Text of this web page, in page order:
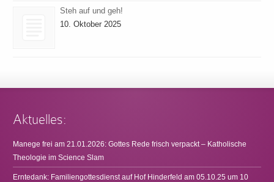
Steh auf und geh!
10. Oktober 2025
Aktuelles:
Manege frei am 21.01.2026: Gottes Rede frisch verpackt – Katholische
Theologie im Science Slam
Erntedank: Familiengottesdienst auf Hof Hinderfeld am 05.10.25 um 10